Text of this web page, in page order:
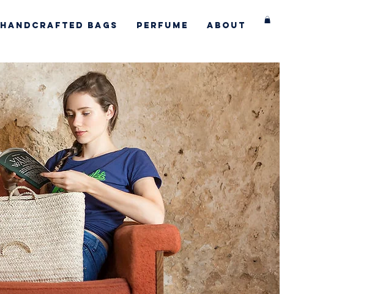
Handcrafted Bags Perfume About